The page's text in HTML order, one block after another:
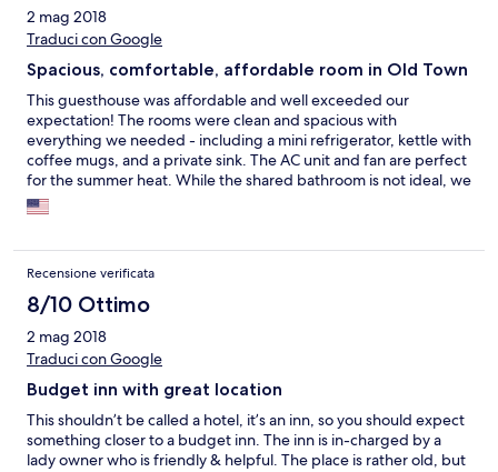
2 mag 2018
Traduci con Google
Spacious, comfortable, affordable room in Old Town
This guesthouse was affordable and well exceeded our
expectation! The rooms were clean and spacious with
everything we needed - including a mini refrigerator, kettle with
coffee mugs, and a private sink. The AC unit and fan are perfect
for the summer heat. While the shared bathroom is not ideal, we
never had to wait for other guests! The location is in Old Town
but tucked away on a side street away from any noise. The
Recensione verificata
8/10 Ottimo
2 mag 2018
Traduci con Google
Budget inn with great location
This shouldn’t be called a hotel, it’s an inn, so you should expect
something closer to a budget inn. The inn is in-charged by a
lady owner who is friendly & helpful. The place is rather old, but